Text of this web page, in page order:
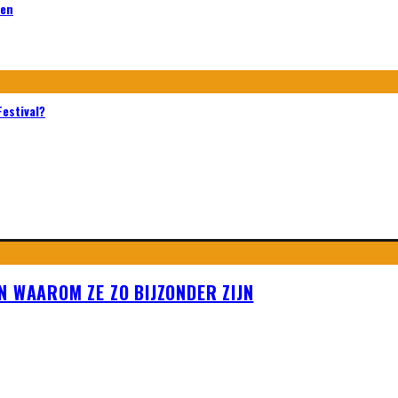
WAAROM ZE ZO BIJZONDER ZIJN